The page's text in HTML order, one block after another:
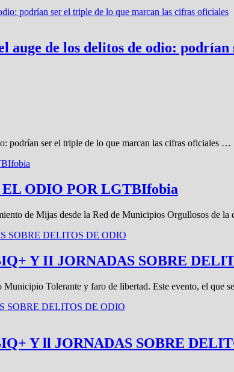
de los delitos de odio:
podrían ser el triple de lo que marcan las cifras oficiales …
ODIO POR LGTBIfobia
de Mijas desde la Red de Municipios Orgullosos de
Y II JORNADAS SOBRE
Tolerante y faro de libertad. Este evento, el que
Y ll JORNADAS SOBRE